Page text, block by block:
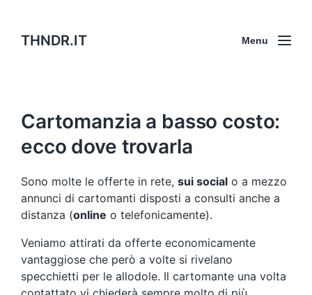
THNDR.IT Menu
Cartomanzia a basso costo:
ecco dove trovarla
Sono molte le offerte in rete, sui social o a mezzo
annunci di cartomanti disposti a consulti anche a
distanza (online o telefonicamente).
Veniamo attirati da offerte economicamente
vantaggiose che però a volte si rivelano
specchietti per le allodole. Il cartomante una volta